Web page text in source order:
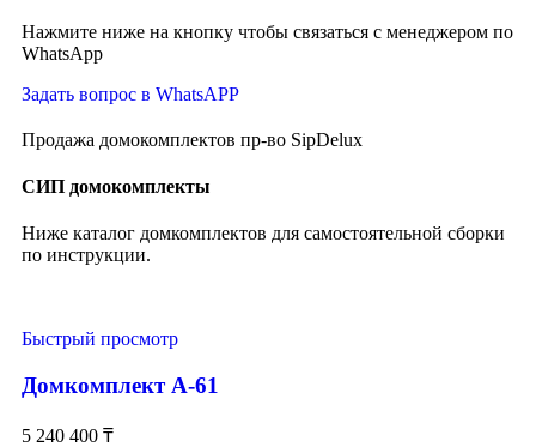
Нажмите ниже на кнопку чтобы связаться с менеджером по
WhatsApp
Задать вопрос в WhatsAPP
Продажа домокомплектов пр-во SipDelux
СИП домокомплекты
Ниже каталог домкомплектов для самостоятельной сборки
по инструкции.
Быстрый просмотр
Домкомплект А-61
5 240 400 ₸